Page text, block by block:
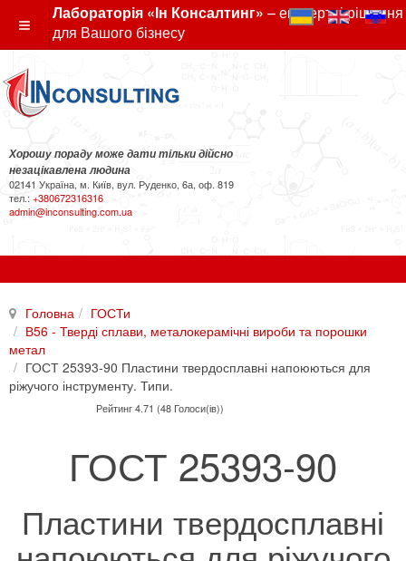
Лабораторія «Ін Консалтинг» – експертні рішення
для Вашого бізнесу
Хорошу пораду може дати тільки дійсно
незацікавлена людина
02141 Україна, м. Київ, вул. Руденко, 6а, оф. 819
тел.: +380672316316
admin@inconsulting.com.ua
Головна
ГОСТи
В56 - Тверді сплави, металокерамічні вироби та порошки
метал
ГОСТ 25393-90 Пластини твердосплавні напоюються для
ріжучого інструменту. Типи.
Рейтинг 4.71 (48 Голоси(ів))
ГОСТ 25393-90
Пластини твердосплавні